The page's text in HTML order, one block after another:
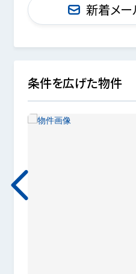
新着メー
条件を広げた物件